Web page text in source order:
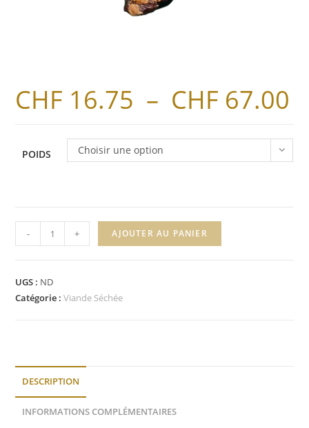
CHF 16.75 – CHF 67.00
POIDS Choisir une option
- + AJOUTER AU PANIER
t
UGS : ND
Catégorie :Viande Séchée
DESCRIPTION
INFORMATIONS COMPLÉMENTAIRES